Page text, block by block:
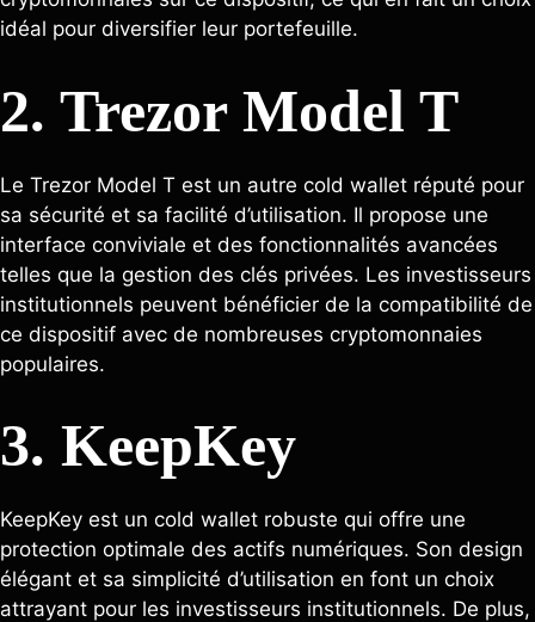
idéal pour diversifier leur portefeuille.
2. Trezor Model T
Le Trezor Model T est un autre cold wallet réputé pour
sa sécurité et sa facilité d’utilisation. Il propose une
interface conviviale et des fonctionnalités avancées
telles que la gestion des clés privées. Les investisseurs
institutionnels peuvent bénéficier de la compatibilité de
ce dispositif avec de nombreuses cryptomonnaies
populaires.
3. KeepKey
KeepKey est un cold wallet robuste qui offre une
protection optimale des actifs numériques. Son design
élégant et sa simplicité d’utilisation en font un choix
attrayant pour les investisseurs institutionnels. De plus,